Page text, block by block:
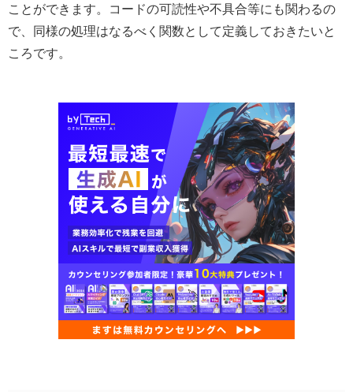
ことができます。コードの可読性や不具合等にも関わるの
で、同様の処理はなるべく関数として定義しておきたいと
ころです。